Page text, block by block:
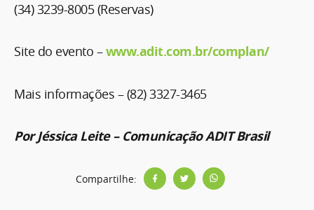
(34) 3239-8005 (Reservas)
Site do evento –www.adit.com.br/complan/
Mais informações – (82) 3327-3465
Por Jéssica Leite – Comunicação ADIT Brasil
Compartilhe: